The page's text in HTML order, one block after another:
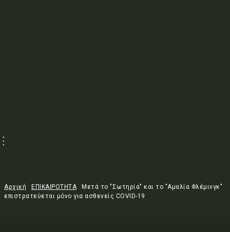
Αρχική ΕΠΙΚΑΙΡΟΤΗΤΑ
Μετά το "Σωτηρία" και το "Aμαλία Φλέμινγκ"
επιστρατεύεται μόνο για ασθενείς COVID-19